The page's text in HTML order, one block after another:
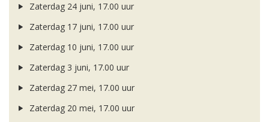
Zaterdag 24 juni, 17.00 uur
Zaterdag 17 juni, 17.00 uur
Zaterdag 10 juni, 17.00 uur
Zaterdag 3 juni, 17.00 uur
Zaterdag 27 mei, 17.00 uur
Zaterdag 20 mei, 17.00 uur